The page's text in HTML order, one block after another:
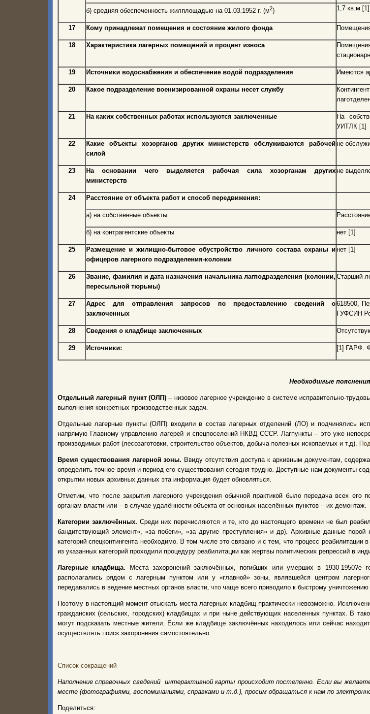
б) средняя обеспеченность жилплощадью на 01.03.1952 г. (м2) 1,7 кв.м [1]
17 Кому принадлежат помещения и состояние жилого фонда
18 Характеристика лагерных помещений и процент износа
19 Источники водоснабжения и обеспечение водой подразделения Имеются
20 Какое подразделение военизированной охраны несет службу
21 На каких собственных работах используются заключенные
На
УИТЛК [1]
22
Какие объекты хозорганов других министерств обслуживаются рабочей
силой
не
23
На основании чего выделяется рабочая сила хозорганам других
министерств
не
24 Расстояние от объекта работ и способ передвижения:
а) на собственные объекты
б) на контрагентские объекты нет [1]
25
Размещение и жилищно-бытовое обустройство личного состава охраны и
офицеров лагерного подразделения-колонии
нет [1]
26
Звание, фамилия и дата назначения начальника лагподразделения (колонии,
пересыльной тюрьмы)
Старший
27
Адрес для отправления запросов по предоставлению сведений о
заключенных
618500,
ГУФСИН
28 Сведения о кладбище заключенных
29 Источники: [1] ГАРФ.
Необходимые пояснения
Отдельный лагерный пункт (ОЛП) – низовое лагерное учреждение в системе исправительно-
выполнения конкретных производственных задач.
Отдельные лагерные пункты (ОЛП) входили в состав лагерных отделений (ЛО) и подчинялись
напрямую Главному управлению лагерей и спецпоселений НКВД СССР. Лагпункты – это уже
производимых работ (лесозаготовки, строительство объектов, добыча полезных ископаемых и т.д).
Время существования лагерной зоны. Ввиду отсутствия доступа к архивным документам,
определить точное время и период его существования сегодня трудно. Доступные нам документы
открытии новых архивных данных эта информация будет обновляться.
Отметим, что после закрытия лагерного учреждения обычной практикой было передача всех его
органам власти или – в случае удалённости объекта от основных населённых пунктов – их демонтаж.
Категории заключённых.Среди них перечисляются и те, кто до настоящего времени не был
бандитствующий элемент», «за побеги», «за другие преступления» и др). Архивные данные
категорий спецконтингента необходимо. В том числе это связано и с тем, что процесс
из указанных категорий проходили процедуру реабилитации как жертвы политических репрессий в
Лагерные кладбища. Места захоронений заключённых, погибших или умерших в 1930-
располагались рядом с лагерным пунктом или у «главной» зоны, являвшейся центром
передавались в ведение местных органов власти, что чаще всего приводило к быстрому
Поэтому в настоящий момент отыскать места лагерных кладбищ практически невозможно.
гражданских (сельских, городских) кладбищах и при ныне действующих населенных пунктах. В
могут подсказать местные жители. Если же кладбище заключённых находилось или сейчас
осуществлять поиск захоронения самостоятельно.
Список сокращений
Наполнение справочных сведений интерактивной карты происходит постепенно. Если вы
месте (фотографиями, воспоминаниями, справками и т.д.), просим обращаться к нам по
Поделиться: